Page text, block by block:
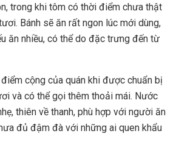
trong khi tôm có thời điểm chưa thật
Bánh sẽ ăn rất ngon lúc mới dùng,
ăn nhiều, có thể do đặc trưng đến từ
cộng của quán khi được chuẩn bị
và có thể gọi thêm thoải mái. Nước
thiên về thanh, phù hợp với người ăn
đủ đậm đà với những ai quen khẩu